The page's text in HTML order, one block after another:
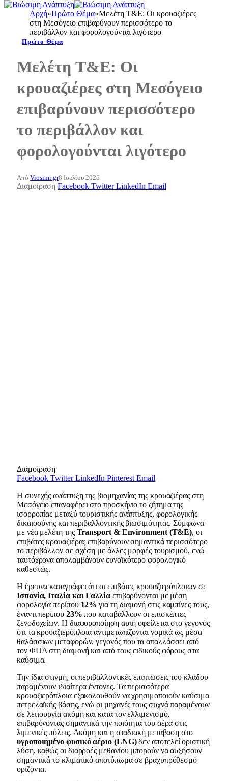
Αρχή»Πρώτο Θέμα»Μελέτη T&E: Οι κρουαζιέρες
στη Μεσόγειο επιβαρύνουν περισσότερο το
περιβάλλον και φορολογούνται λιγότερο
Πρώτο Θέμα
Μελέτη T&E: Οι
κρουαζιέρες στη Μεσόγειο
επιβαρύνουν περισσότερο
το περιβάλλον και
φορολογούνται λιγότερο
Από Viosimi.gr8 Ιουλίου 2026
Διαμοίραση Facebook Twitter LinkedIn Email
Διαμοίραση
Facebook Twitter LinkedIn Pinterest Email
Η συνεχής ανάπτυξη της βιομηχανίας της κρουαζιέρας στη
Μεσόγειο επαναφέρει στο προσκήνιο το ζήτημα της
ισορροπίας μεταξύ τουριστικής ανάπτυξης, φορολογικής
δικαιοσύνης και περιβαλλοντικής βιωσιμότητας. Σύμφωνα
με νέα μελέτη της Transport & Environment (T&E), οι
επιβάτες κρουαζιέρας επιβαρύνουν σημαντικά περισσότερο
το περιβάλλον σε σχέση με άλλες μορφές τουρισμού, ενώ
ταυτόχρονα απολαμβάνουν ευνοϊκότερο φορολογικό
καθεστώς.
Η έρευνα καταγράφει ότι οι επιβάτες κρουαζιερόπλοιων σε
Ισπανία, Ιταλία και Γαλλίαεπιβαρύνονται με μέση
φορολογία περίπου 12% για τη διαμονή στις καμπίνες τους,
έναντι περίπου 23% που καταβάλλουν οι επισκέπτες
ξενοδοχείων. Η διαφοροποίηση αυτή οφείλεται στο γεγονός
ότι τα κρουαζιερόπλοια αντιμετωπίζονται νομικά ως μέσα
θαλάσσιων μεταφορών, γεγονός που τα απαλλάσσει από
τον ΦΠΑ στη διαμονή και από τους ειδικούς φόρους στα
καύσιμα.
Την ίδια στιγμή, οι περιβαλλοντικές επιπτώσεις του κλάδου
παραμένουν ιδιαίτερα έντονες. Τα περισσότερα
κρουαζιερόπλοια εξακολουθούν να χρησιμοποιούν καύσιμα
πετρελαϊκής βάσης, ενώ οι μηχανές τους συχνά παραμένουν
σε λειτουργία ακόμη και κατά τον ελλιμενισμό,
επιβαρύνοντας σημαντικά την ποιότητα του αέρα στις
λιμενικές πόλεις. Ακόμη και η σταδιακή μετάβαση στο
υγροποιημένο φυσικό αέριο (LNG)δεν αποτελεί οριστική
λύση, καθώς οι διαρροές μεθανίου μπορούν να αυξήσουν
σημαντικά το κλιματικό αποτύπωμα σε βραχυπρόθεσμο
ορίζοντα.